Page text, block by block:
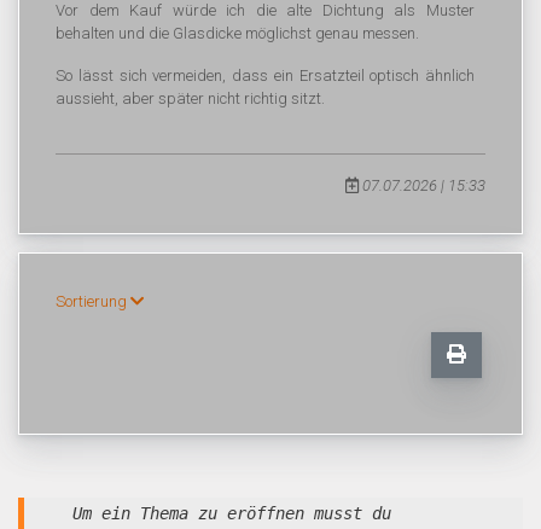
Vor dem Kauf würde ich die alte Dichtung als Muster
behalten und die Glasdicke möglichst genau messen.
So lässt sich vermeiden, dass ein Ersatzteil optisch ähnlich
aussieht, aber später nicht richtig sitzt.
07.07.2026 | 15:33
Sortierung
Um ein Thema zu eröffnen musst du